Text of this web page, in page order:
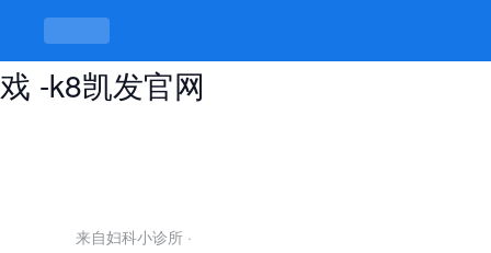
深圳站街小胡同位置，一条巷子一出
戏 -k8凯发官网
来自妇科小诊所 ·